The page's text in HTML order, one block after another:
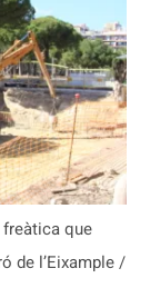
freàtica que
de l’Eixample /